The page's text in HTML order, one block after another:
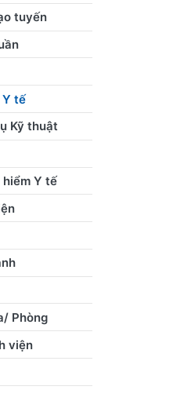
tuyến
Y tế
Kỹ thuật
hiểm Y tế
Phòng
viện